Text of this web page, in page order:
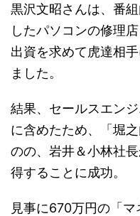
黒沢文昭さんは、番
したパソコンの修理
出資を求めて虎達相
ました。
結果、セールスエン
に含めたため、「堀
のの、岩井＆小林社
得することに成功。
見事に670万円の「マ